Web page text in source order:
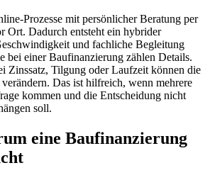
Prozesse mit persönlicher Beratung per
Ort. Dadurch entsteht ein hybrider
und fachliche Begleitung
bei einer Baufinanzierung zählen Details.
Zinssatz, Tilgung oder Laufzeit können die
Das ist hilfreich, wenn mehrere
kommen und die Entscheidung nicht
soll.
eine Baufinanzierung